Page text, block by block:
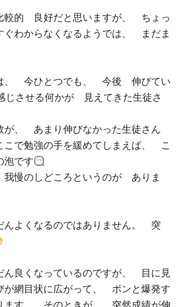
的 良好だと思いますが、 ちょっ
わからなくなるようでは、 まだま
今ひとつでも、 今後 伸びてい
させる何かが 見えてきた生徒さ
が、 あまり伸びなかった生徒さん
で勉強の手を緩めてしまえば、 こ
泡です
慢のしどころというのが ありま
よくなるのではありません。 突
良くなっているのですが、 目に見
が網目状に広がって、 ボンと爆発す
ます。 そのときが、 突然成績が伸